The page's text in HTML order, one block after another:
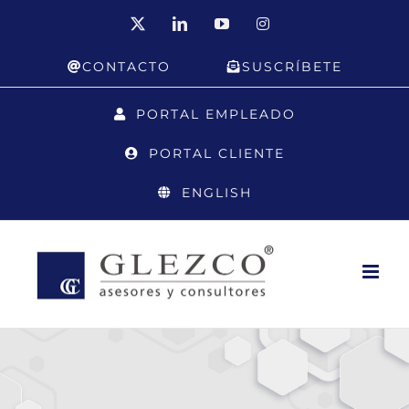
LinkedInYouTubeInstagram
CONTACTO SUSCRÍBETE
PORTAL EMPLEADO
PORTAL CLIENTE
ENGLISH